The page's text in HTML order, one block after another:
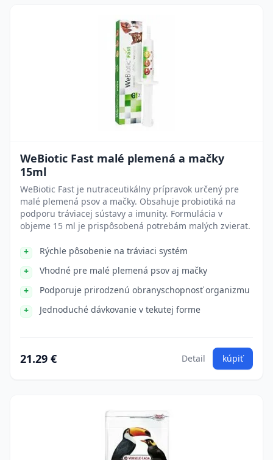
WeBiotic Fast malé plemená a mačky
15ml
WeBiotic Fast je nutraceutikálny prípravok určený pre
malé plemená psov a mačky. Obsahuje probiotiká na
podporu tráviacej sústavy a imunity. Formulácia v
objeme 15 ml je prispôsobená potrebám malých zvierat.
Rýchle pôsobenie na tráviaci systém
Vhodné pre malé plemená psov aj mačky
Podporuje prirodzenú obranyschopnosť organizmu
Jednoduché dávkovanie v tekutej forme
21.29 € Detail kúpiť